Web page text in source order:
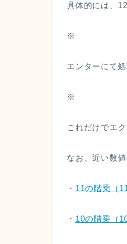
具体的には、
※
エンターにて
※
これだけでエ
なお、近い数
・ 11の階乗（
・ 10の階乗（